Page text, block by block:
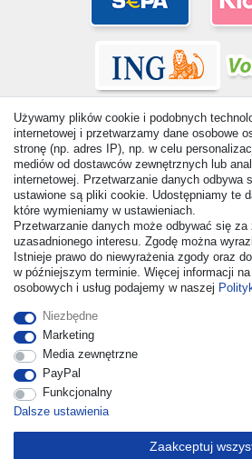
© Copyright 2026 | Wszelkie prawa
reserved. Prices incl. VAT. 19% VAT Basic
| * Applies to deliveries to the UK!
Używamy plików cookie i podobnych
internetowej i przetwarzamy dane osobowe
stronę (np. adres IP), np. w celu
mediów od dostawców zewnętrznych lub
internetowej. Przetwarzanie danych odbywa
ustawione są pliki cookie. Udostępniamy te
które wymieniamy w ustawieniach.
Przetwarzanie danych może odbywać się
uzasadnionego interesu. Zgodę można
Istnieje prawo do niewyrażenia zgody oraz
w późniejszym terminie. Więcej informacji
osobowych i usług podajemy w naszej
Niezbędne
Marketing
Media zewnętrzne
PayPal
Funkcjonalny
Dalsze ustawienia
Zaakceptuj
Odstąp od umowy tutaj